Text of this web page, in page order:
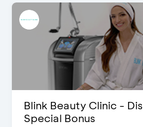
Blink Beauty Clinic -
Special Bonus